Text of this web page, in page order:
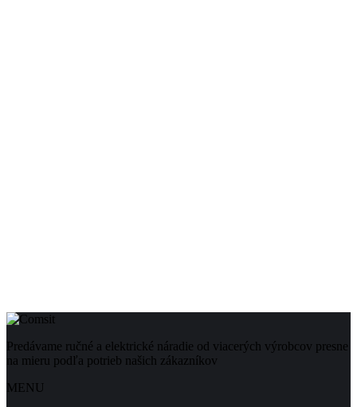
Predávame ručné a elektrické náradie od viacerých výrobcov presne
na mieru podľa potrieb našich zákazníkov
MENU